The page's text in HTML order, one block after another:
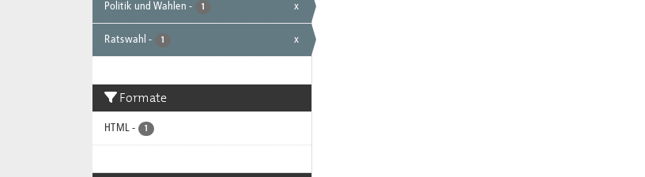
Politik und Wahlen - 1 x
Ratswahl - 1 x
Formate
HTML - 1